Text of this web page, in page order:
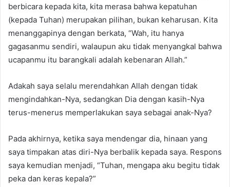
berbicara kepada kita, kita merasa bahwa kepatuhan
(kepada Tuhan) merupakan pilihan, bukan keharusan. Kita
menanggapinya dengan berkata, “Wah, itu hanya
gagasanmu sendiri, walaupun aku tidak menyangkal bahwa
ucapanmu itu barangkali adalah kebenaran Allah.”
Adakah saya selalu merendahkan Allah dengan tidak
mengindahkan-Nya, sedangkan Dia dengan kasih-Nya
terus-menerus memperlakukan saya sebagai anak-Nya?
Pada akhirnya, ketika saya mendengar dia, hinaan yang
saya timpakan atas diri-Nya berbalik kepada saya. Respons
saya kemudian menjadi, “Tuhan, mengapa aku begitu tidak
peka dan keras kepala?”